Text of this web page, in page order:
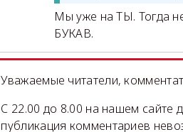
Мы уже на ТЫ. Тогда
БУКАВ.
Уважаемые читатели,
C 22.00 до 8.00 на нашем сайте
публикация комментариев